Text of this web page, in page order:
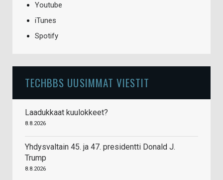
Youtube
iTunes
Spotify
TECHBBS UUSIMMAT VIESTIT
Laadukkaat kuulokkeet?
8.8.2026
Yhdysvaltain 45. ja 47. presidentti Donald J.
Trump
8.8.2026